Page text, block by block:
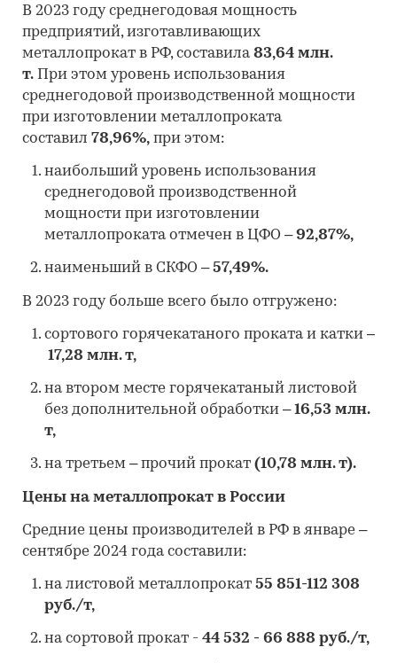
В 2023 году среднегодовая мощность
предприятий, изготавливающих
металлопрокат в РФ, составила83,64 млн.
т. При этом уровень использования
среднегодовой производственной мощности
при изготовлении металлопроката
составил 78,96%, при этом:
наибольший уровень использования
среднегодовой производственной
мощности при изготовлении
металлопроката отмечен в ЦФО –92,87%,
наименьший в СКФО –57,49%.
В 2023 году больше всего было отгружено:
сортового горячекатаного проката и катки –
17,28 млн. т,
на втором месте горячекатаный листовой
без дополнительной обработки –16,53 млн.
т,
на третьем – прочий прокат (10,78 млн. т).
Цены на металлопрокат в России
Средние цены производителей в РФ в январе –
сентябре 2024 года составили:
на листовой металлопрокат 55 851-112 308
руб./т,
на сортовой прокат - 44 532 - 66 888 руб./т,